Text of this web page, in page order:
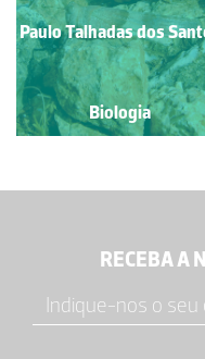
Paulo Talhadas dos
Biologia
RECEBA A